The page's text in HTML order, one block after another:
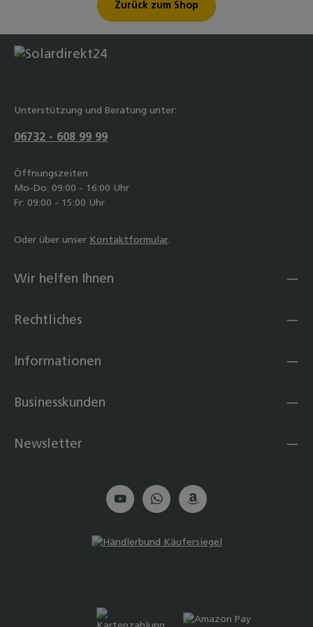
Zurück zum Shop
Unterstützung und Beratung unter:
06732 - 608 99 99
Öffnungszeiten
Mo-Do: 09:00 - 16:00 Uhr
Fr: 09:00 - 15:00 Uhr
Oder über unser Kontaktformular.
Wir helfen Ihnen
Rechtliches
Informationen
Businesskunden
Newsletter